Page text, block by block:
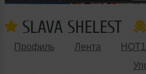
SLAVA SHELEST
Профиль Лента